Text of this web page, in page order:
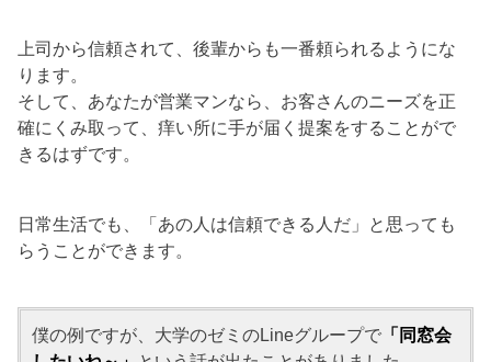
上司から信頼されて、後輩からも一番頼られるようにな
ります。
そして、あなたが営業マンなら、お客さんのニーズを正
確にくみ取って、痒い所に手が届く提案をすることがで
きるはずです。
日常生活でも、「あの人は信頼できる人だ」と思っても
らうことができます。
僕の例ですが、大学のゼミのLineグループで 「同窓会